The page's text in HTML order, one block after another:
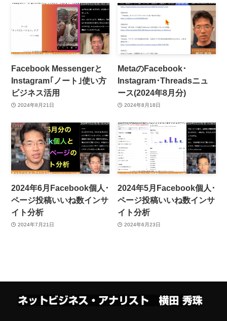
Facebook Messengerと
Instagram｢ノート｣使い方
ビジネス活用
2024年8月21日
MetaのFacebook･
Instagram･Threadsニュ
ース(2024年8月分)
2024年8月18日
2024年6月Facebook個人･
ページ投稿いいね数インサ
イト分析
2024年7月21日
2024年5月Facebook個人･
ページ投稿いいね数インサ
イト分析
2024年6月23日